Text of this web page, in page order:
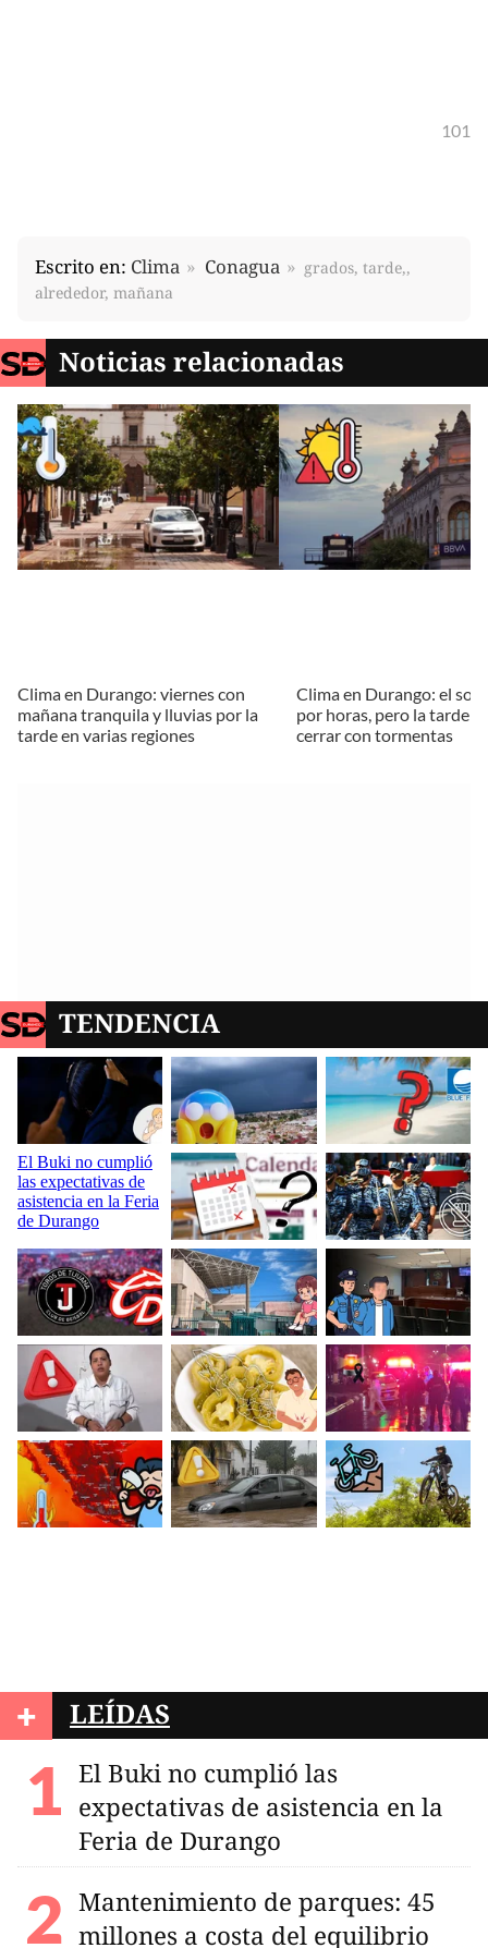
101
Escrito en: Clima Conagua
grados, tarde,,
alrededor, mañana
Noticias relacionadas
Clima en Durango: viernes con
mañana tranquila y lluvias por la
tarde en varias regiones
Clima en Durango: el sol
por horas, pero la tarde
cerrar con tormentas
TENDENCIA
+ LEÍDAS
El Buki no cumplió las
expectativas de asistencia en la
Feria de Durango
Mantenimiento de parques: 45
millones a costa del equilibrio